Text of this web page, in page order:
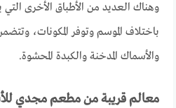
وهناك العديد من الأطباق الأخرى
باختلاف الموسم وتوفر المكونات،
والأسماك المدخنة والكبدة المحشوة.
معالم قريبة من مطعم مجدي